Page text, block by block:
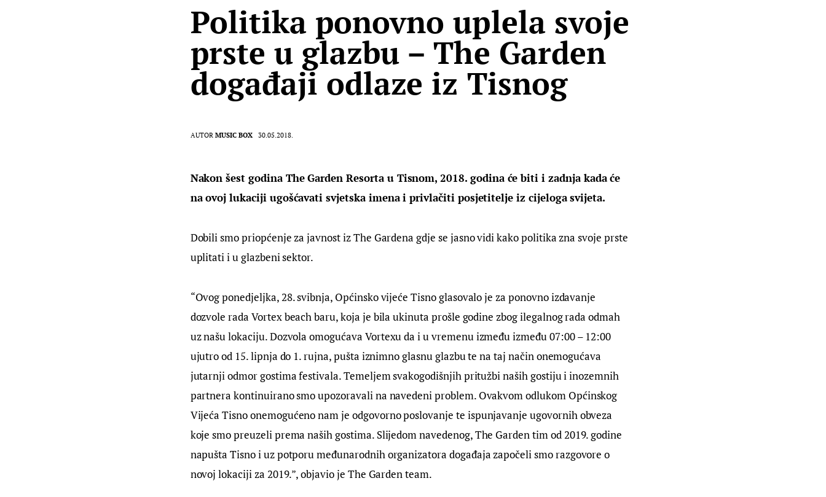
Politika ponovno uplela svoje
prste u glazbu – The Garden
događaji odlaze iz Tisnog
AUTOR MUSIC BOX 30.05.2018.
Nakon šest godina The Garden Resorta u Tisnom, 2018. godina će biti i zadnja kada će
na ovoj lukaciji ugošćavati svjetska imena i privlačiti posjetitelje iz cijeloga svijeta.
Dobili smo priopćenje za javnost iz The Gardena gdje se jasno vidi kako politika zna svoje prste
uplitati i u glazbeni sektor.
“Ovog ponedjeljka, 28. svibnja, Općinsko vijeće Tisno glasovalo je za ponovno izdavanje
dozvole rada Vortex beach baru, koja je bila ukinuta prošle godine zbog ilegalnog rada odmah
uz našu lokaciju. Dozvola omogućava Vortexu da i u vremenu između između 07:00 – 12:00
ujutro od 15. lipnja do 1. rujna, pušta iznimno glasnu glazbu te na taj način onemogućava
jutarnji odmor gostima festivala. Temeljem svakogodišnjih pritužbi naših gostiju i inozemnih
partnera kontinuirano smo upozoravali na navedeni problem. Ovakvom odlukom Općinskog
Vijeća Tisno onemogućeno nam je odgovorno poslovanje te ispunjavanje ugovornih obveza
koje smo preuzeli prema naših gostima. Slijedom navedenog, The Garden tim od 2019. godine
napušta Tisno i uz potporu međunarodnih organizatora događaja započeli smo razgovore o
novoj lokaciji za 2019.”, objavio je The Garden team.